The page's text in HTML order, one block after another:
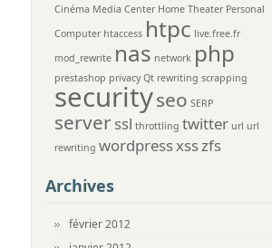
Cinéma Media Center Home Theater Personal
Computer htaccess htpc live.free.fr
mod_rewrite nas network php
prestashop privacy Qt rewriting scrapping
securityseo SERP
serverssl throttling twitter url url
rewriting wordpressxsszfs
Archives
février 2012